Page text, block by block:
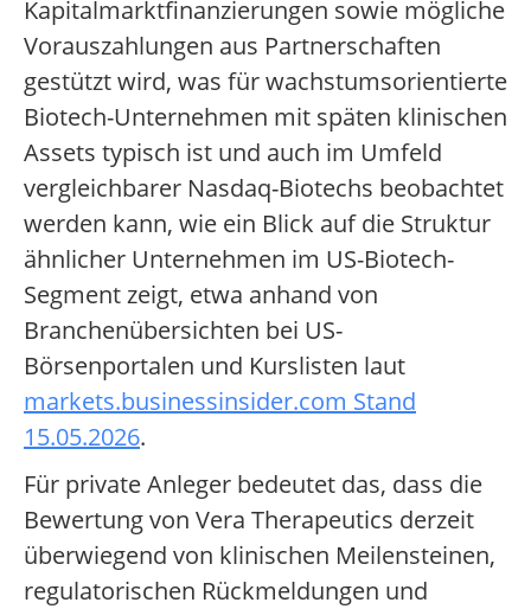
Kapitalmarktfinanzierungen sowie mögliche
Vorauszahlungen aus Partnerschaften
gestützt wird, was für wachstumsorientierte
Biotech-Unternehmen mit späten klinischen
Assets typisch ist und auch im Umfeld
vergleichbarer Nasdaq-Biotechs beobachtet
werden kann, wie ein Blick auf die Struktur
ähnlicher Unternehmen im US-Biotech-
Segment zeigt, etwa anhand von
Branchenübersichten bei US-
Börsenportalen und Kurslisten laut
markets.businessinsider.com Stand
15.05.2026.
Für private Anleger bedeutet das, dass die
Bewertung von Vera Therapeutics derzeit
überwiegend von klinischen Meilensteinen,
regulatorischen Rückmeldungen und